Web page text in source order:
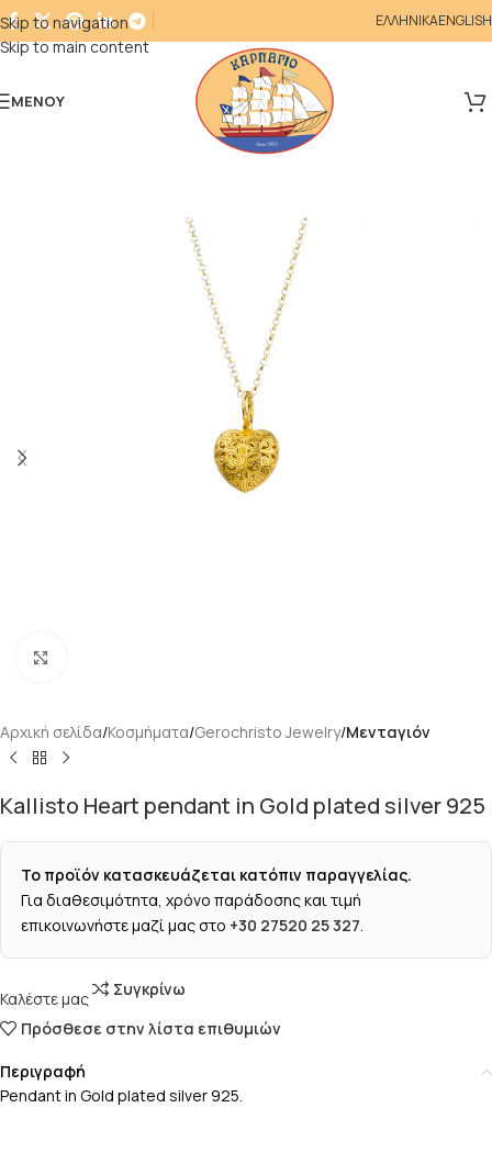
Skip to navigation
Skip to main content
ΕΛΛΗΝΙΚΑENGLISH
ΜΕΝΟΎ
Αρχική σελίδα Κοσμήματα Gerochristo Jewelry Μενταγιόν
Kallisto Heart pendant in Gold plated silver 925
Το προϊόν κατασκευάζεται κατόπιν παραγγελίας.
Για διαθεσιμότητα, χρόνο παράδοσης και τιμή
επικοινωνήστε μαζί μας στο +30 27520 25 327.
Καλέστε μας
Συγκρίνω
Πρόσθεσε στην λίστα επιθυμιών
Περιγραφή
Pendant in Gold plated silver 925.